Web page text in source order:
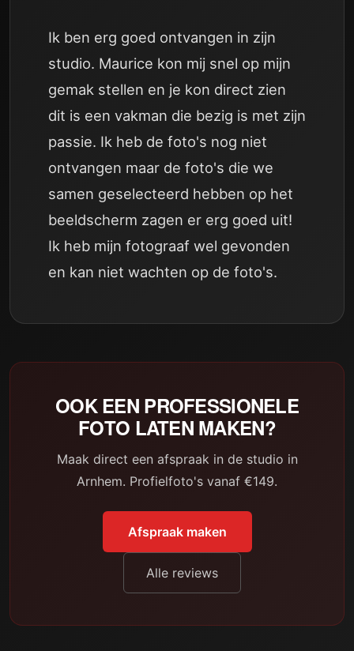
Ik ben erg goed ontvangen in zijn
studio. Maurice kon mij snel op mijn
gemak stellen en je kon direct zien
dit is een vakman die bezig is met zijn
passie. Ik heb de foto's nog niet
ontvangen maar de foto's die we
samen geselecteerd hebben op het
beeldscherm zagen er erg goed uit!
Ik heb mijn fotograaf wel gevonden
en kan niet wachten op de foto's.
OOK EEN PROFESSIONELE
FOTO LATEN MAKEN?
Maak direct een afspraak in de studio in
Arnhem. Profielfoto's vanaf €149.
Afspraak maken
Alle reviews